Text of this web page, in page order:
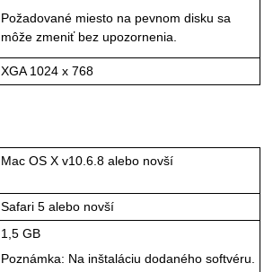
Požadované miesto na pevnom disku sa
môže zmeniť bez upozornenia.
XGA 1024 x 768
Mac OS X v10.6.8alebo novší
Safari5 alebo novší
1,5 GB
Poznámka: Na inštaláciu dodaného softvéru.